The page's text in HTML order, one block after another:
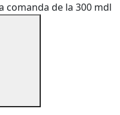
comanda de la 300 mdl